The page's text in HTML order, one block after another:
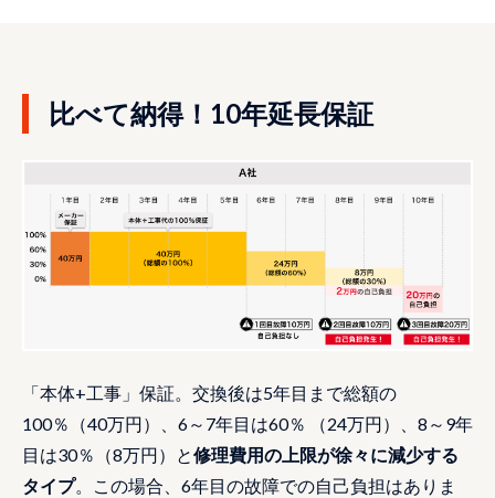
比べて納得！10年延長保証
「本体+工事」保証。交換後は5年目まで総額の
100％（40万円）、6～7年目は60％ （24万円）、8～9年
目は30％（8万円）と修理費用の上限が徐々に減少する
タイプ。この場合、6年目の故障での自己負担はありま